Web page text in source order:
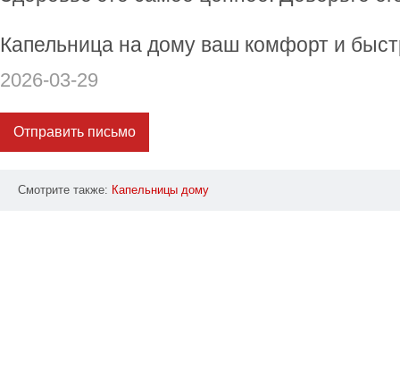
Капельница на дому ваш комфорт и
2026-03-29
Отправить письмо
Смотрите также: Капельницы дому